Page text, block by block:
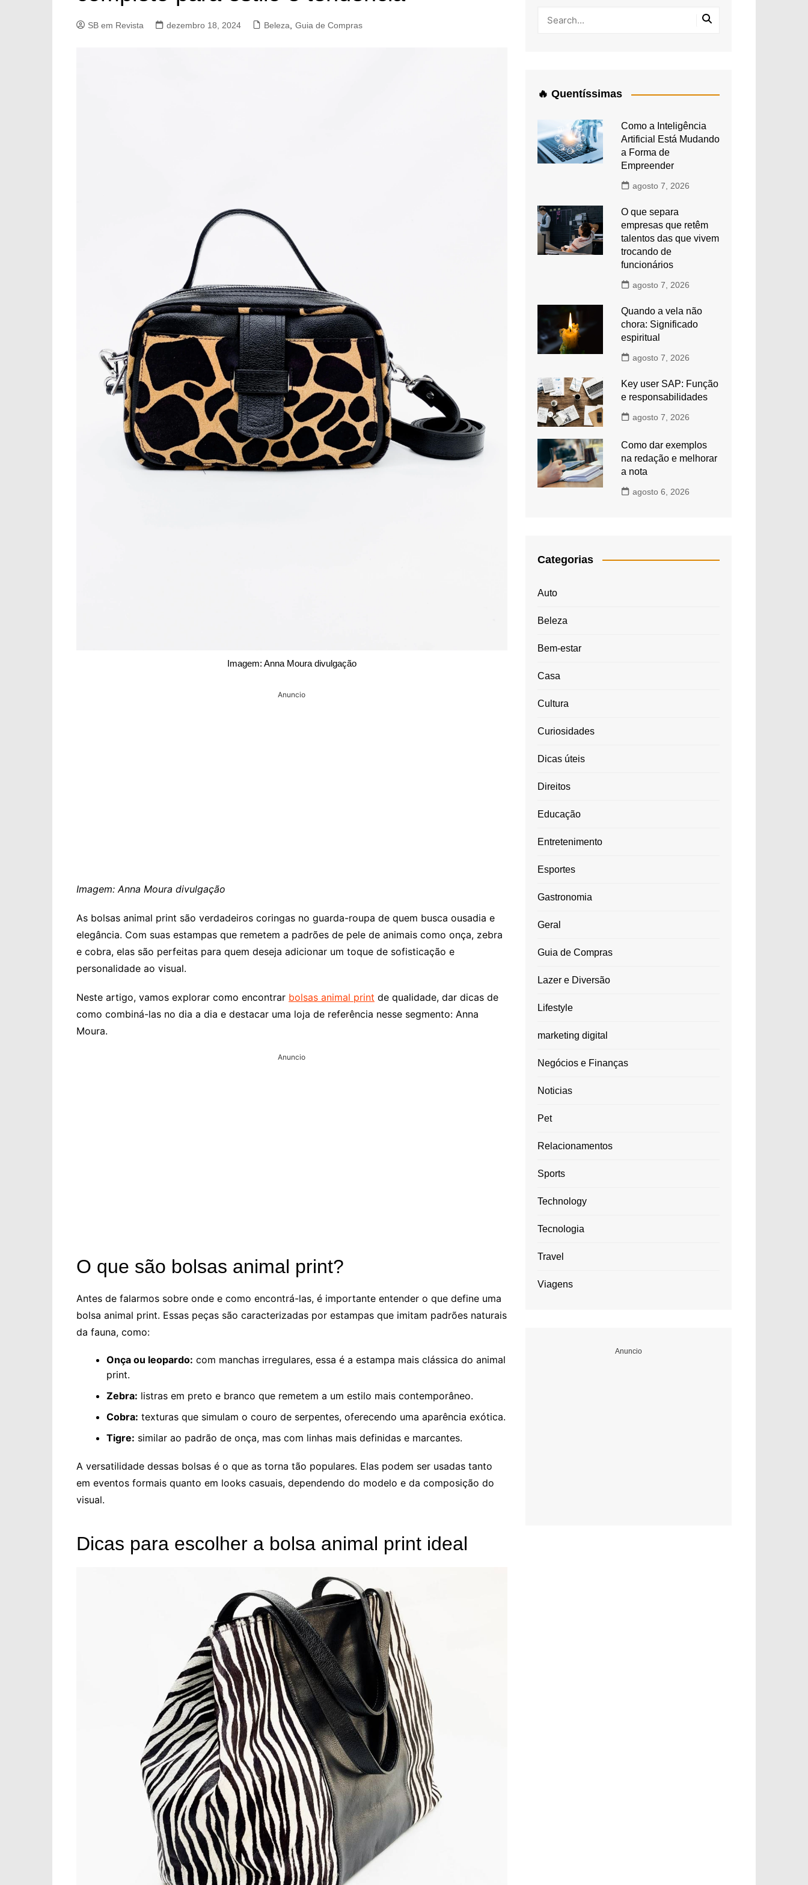
SB em Revista dezembro 18, 2024 Beleza Guia de Compras
Imagem: Anna Moura divulgação
Anuncio
Imagem: Anna Moura divulgação
As bolsas animal print são verdadeiros coringas no guarda-roupa de quem busca ousadia e
elegância. Com suas estampas que remetem a padrões de pele de animais como onça, zebra
e cobra, elas são perfeitas para quem deseja adicionar um toque de sofisticação e
personalidade ao visual.
Neste artigo, vamos explorar como encontrar bolsas animal print de qualidade, dar dicas de
como combiná-las no dia a dia e destacar uma loja de referência nesse segmento: Anna
Moura.
Anuncio
O que são bolsas animal print?
Antes de falarmos sobre onde e como encontrá-las, é importante entender o que define uma
bolsa animal print. Essas peças são caracterizadas por estampas que imitam padrões naturais
da fauna, como:
Onça ou leopardo: com manchas irregulares, essa é a estampa mais clássica do animal
print.
Zebra: listras em preto e branco que remetem a um estilo mais contemporâneo.
Cobra: texturas que simulam o couro de serpentes, oferecendo uma aparência exótica.
Tigre: similar ao padrão de onça, mas com linhas mais definidas e marcantes.
A versatilidade dessas bolsas é o que as torna tão populares. Elas podem ser usadas tanto
em eventos formais quanto em looks casuais, dependendo do modelo e da composição do
visual.
Dicas para escolher a bolsa animal print ideal
🔥 Quentíssimas
Como a Inteligência
Artificial Está Mudando
a Forma de
Empreender
agosto 7, 2026
O que separa
empresas que retêm
talentos das que vivem
trocando de
funcionários
agosto 7, 2026
Quando a vela não
chora: Significado
espiritual
agosto 7, 2026
Key user SAP: Função
e responsabilidades
agosto 7, 2026
Como dar exemplos
na redação e melhorar
a nota
agosto 6, 2026
Categorias
Auto
Beleza
Bem-estar
Casa
Cultura
Curiosidades
Dicas úteis
Direitos
Educação
Entretenimento
Esportes
Gastronomia
Geral
Guia de Compras
Lazer e Diversão
Lifestyle
marketing digital
Negócios e Finanças
Noticias
Pet
Relacionamentos
Sports
Technology
Tecnologia
Travel
Viagens
Anuncio